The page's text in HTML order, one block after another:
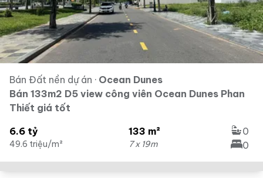
Bán Đất nền dự án · Ocean Dunes
Bán 133m2 D5 view công viên Ocean Dunes Phan
Thiết giá tốt
6.6 tỷ
49.6 triệu/m²
133 m²
7 x 19m
0
0